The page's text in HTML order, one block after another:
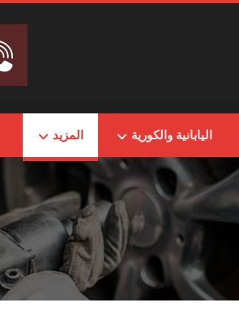
اليابانية والكورية المزيد